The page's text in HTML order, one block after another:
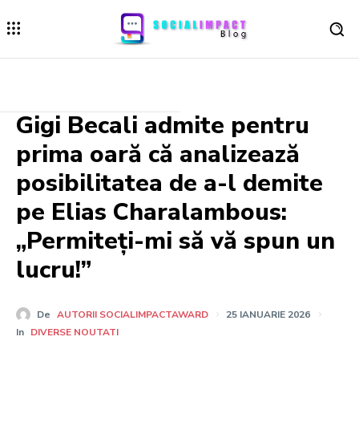
Gigi Becali admite pentru
prima oară că analizează
posibilitatea de a-l demite
pe Elias Charalambous:
„Permiteți-mi să vă spun un
lucru!”
De AUTORII SOCIALIMPACTAWARD
25 IANUARIE 2026
In DIVERSE NOUTATI